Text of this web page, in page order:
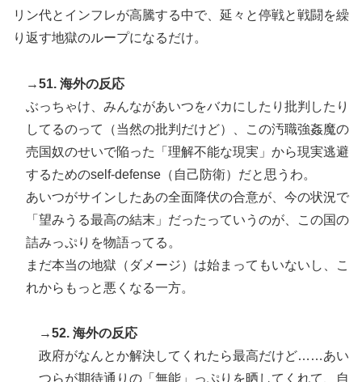
リン代とインフレが高騰する中で、延々と停戦と戦闘を繰
り返す地獄のループになるだけ。
→51. 海外の反応
ぶっちゃけ、みんながあいつをバカにしたり批判したり
してるのって（当然の批判だけど）、この汚職強姦魔の
売国奴のせいで陥った「理解不能な現実」から現実逃避
するためのself-defense（自己防衛）だと思うわ。
あいつがサインしたあの全面降伏の合意が、今の状況で
「望みうる最高の結末」だったっていうのが、この国の
詰みっぷりを物語ってる。
まだ本当の地獄（ダメージ）は始まってもいないし、こ
れからもっと悪くなる一方。
→52. 海外の反応
政府がなんとか解決してくれたら最高だけど……あい
つらが期待通りの「無能」っぷりを晒してくれて、自